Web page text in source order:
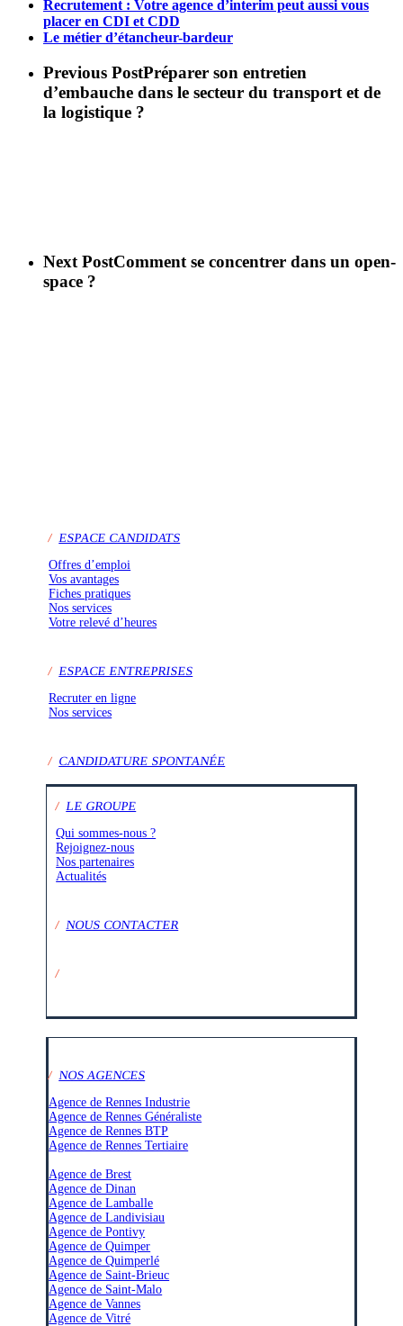
Recrutement : Votre agence d’interim peut aussi vous
placer en CDI et CDD
Le métier d’étancheur-bardeur
Previous PostPréparer son entretien
d’embauche dans le secteur du transport et de
la logistique ?
Next PostComment se concentrer dans un open-
space ?
/ ESPACE CANDIDATS
Offres d’emploi
Vos avantages
Fiches pratiques
Nos services
Votre relevé d’heures
/ ESPACE ENTREPRISES
Recruter en ligne
Nos services
/ CANDIDATURE SPONTANÉE
/ LE GROUPE
Qui sommes-nous ?
Rejoignez-nous
Nos partenaires
Actualités
/NOUS CONTACTER
/
/ NOS AGENCES
Agence de Rennes Industrie
Agence de Rennes Généraliste
Agence de Rennes BTP
Agence de Rennes Tertiaire
Agence de Brest
Agence de Dinan
Agence de Lamballe
Agence de Landivisiau
Agence de Pontivy
Agence de Quimper
Agence de Quimperlé
Agence de Saint-Brieuc
Agence de Saint-Malo
Agence de Vannes
Agence de Vitré